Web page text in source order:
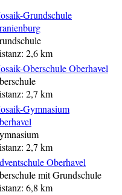
Grundschule
2,6 km
Oberschule Oberhavel
2,7 km
Gymnasium
2,7 km
Oberhavel
mit Grundschule
6,8 km